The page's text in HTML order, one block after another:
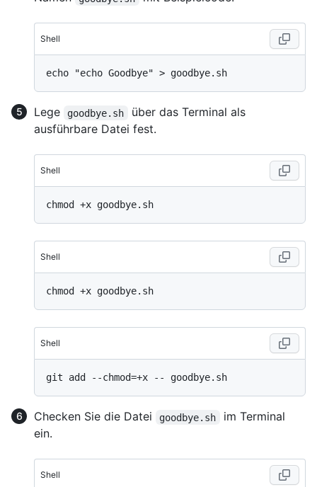
Shell
Lege goodbye.sh
über das Terminal als
ausführbare Datei fest.
Shell
Shell
Shell
Checken Sie die Datei goodbye.sh
im Terminal
ein.
Shell